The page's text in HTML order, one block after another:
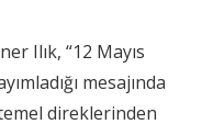
Ilık, “12 Mayıs
mesajında
direklerinden